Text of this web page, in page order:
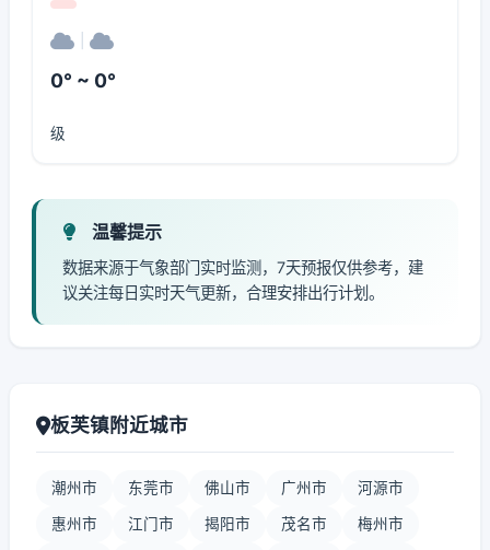
0° ~ 0°
级
温馨提示
数据来源于气象部门实时监测，7天预报仅供参考，建
议关注每日实时天气更新，合理安排出行计划。
板芙镇附近城市
潮州市 东莞市 佛山市 广州市 河源市
惠州市 江门市 揭阳市 茂名市 梅州市